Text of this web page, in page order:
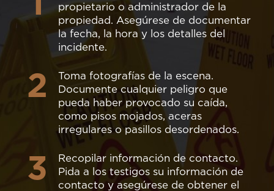
propietario o administrador de la
propiedad. Asegúrese de documentar
la fecha, la hora y los detalles del
incidente.
2
Toma fotografías de la escena.
Documente cualquier peligro que
pueda haber provocado su caída,
como pisos mojados, aceras
irregulares o pasillos desordenados.
3
Recopilar información de contacto.
Pida a los testigos su información de
contacto y asegúrese de obtener el